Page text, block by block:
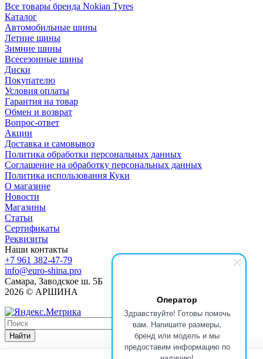
Оператор
Здравствуйте! Готовы помочь
вам. Напишите размеры,
бренд или модель и мы
предоставим информацию по
Все товары бренда Nokian Tyres
Каталог
Автомобильные шины
Летние шины
Зимние шины
Всесезонные шины
Диски
Покупателю
Условия оплаты
Гарантия на товар
Обмен и возврат
Вопрос-ответ
Акции
Доставка и самовывоз
Политика обработки персональных данных
Соглашение на обработку персональных данных
Политика использования Куки
О магазине
Новости
Магазины
Статьи
Сертификаты
Реквизиты
Наши контакты
+7 961 382-47-79
info@euro-shina.pro
Самара, Заводское ш. 5Б
2026 © АРШИНА
Найти